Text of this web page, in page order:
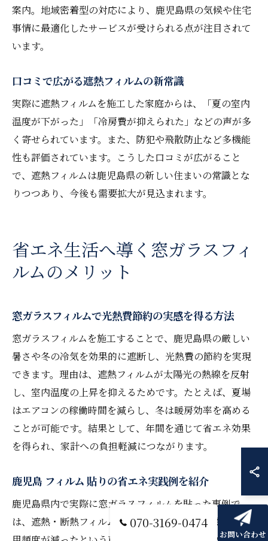
案内。地域密着型の対応により、鹿児島県の気候や住宅
事情に最適化したサービスが受けられる点が注目されて
います。
口コミで広がる遮熱フィルムの新常識
実際に遮熱フィルムを施工した家庭からは、「夏の室内
温度が下がった」「冷房費が抑えられた」などの声が多
く寄せられています。また、防犯や飛散防止など多機能
性も評価されています。こうした口コミが広がること
で、遮熱フィルムは鹿児島県の新しい住まいの常識とな
りつつあり、今後も需要拡大が見込まれます。
省エネ生活へ導く窓ガラスフィ
ルムのメリット
窓ガラスフィルムで光熱費節約の実感を得る方法
窓ガラスフィルムを施工することで、鹿児島県の厳しい
暑さや冬の冷気を効果的に遮断し、光熱費の節約を実現
できます。理由は、遮熱フィルムが太陽光の熱線を反射
し、室内温度の上昇を抑えるためです。たとえば、夏場
はエアコンの稼働時間を減らし、冬は暖房効率を高める
ことが可能です。結果として、年間を通じて省エネ効果
を得られ、家計への負担軽減につながります。
鹿児島 フィルム 貼りの省エネ実践例を紹介
鹿児島県内で実際に窓ガラスフィルムを貼った事例で
は、遮熱・断熱フィルムの導入後にエアコンや暖房の使
070-3169-0474
お問い合わせ